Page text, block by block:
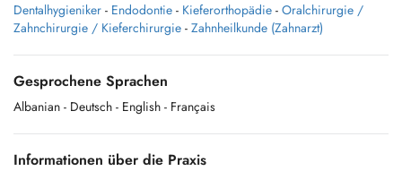
Dentalhygieniker - Endodontie - Kieferorthopädie - Oralchirurgie /
Zahnchirurgie / Kieferchirurgie - Zahnheilkunde (Zahnarzt)
Gesprochene Sprachen
Albanian - Deutsch - English - Français
Informationen über die Praxis